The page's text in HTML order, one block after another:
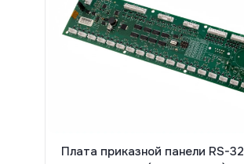
Плата приказной панели RS-32